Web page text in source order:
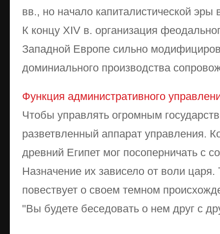
вв., но начало капиталистической эры
К концу XIV в. организация
Западной Европе сильно
доминиального производства
Функция административного
Чтобы управлять огромным
разветвленный аппарат управления.
древний Египет мог посоперничать с
Назначение их зависело от воли царя.
повествует о своем темном
"Вы будете беседовать о нем друг с